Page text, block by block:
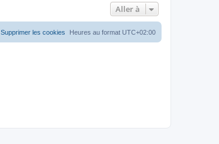
Aller à
Heures au format UTC+02:00
Supprimer les cookies